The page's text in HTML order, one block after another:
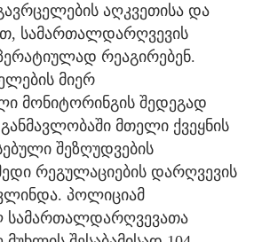
აღკვეთისა და
სამართალდარღვევის
რეაგირებენ.
მიერ
მონიტორინგის შედეგად
მთელი ქვეყნის
შეზღუდვების
რეგულაციების დარღვევის
პოლიციამ
სამართალდარღვევათა